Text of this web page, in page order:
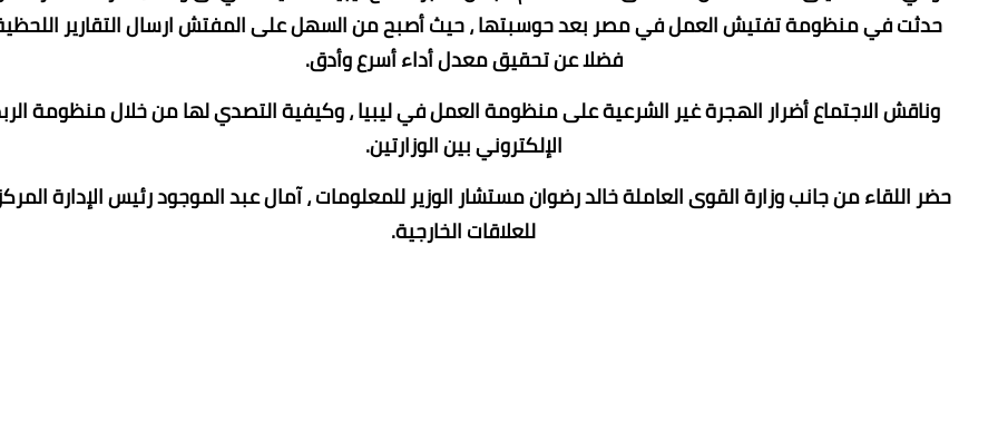
حدثت في منظومة تفتيش العمل في مصر بعد حوسبتها ، حيث أصبح من السهل على المفتش ارسال التقارير
فضلا عن تحقيق معدل أداء أسرع وأدق.
وناقش الاجتماع أضرار الهجرة غير الشرعية على منظومة العمل في ليبيا ، وكيفية التصدي لها من خلال منظومة
الإلكتروني بين الوزارتين.
حضر اللقاء من جانب وزارة القوى العاملة خالد رضوان مستشار الوزير للمعلومات ، آمال عبد الموجود رئيس الإدارة
للعلاقات الخارجية.